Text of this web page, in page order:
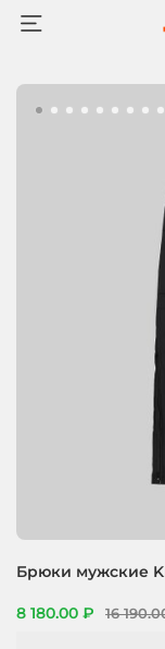
Брюки мужские
8 180.00 ₽ 16